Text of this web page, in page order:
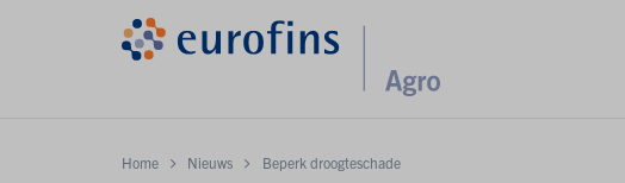
Home Nieuws Beperk droogteschade